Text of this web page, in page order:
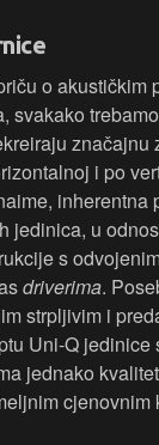
o akustičkim
svakako
značajnu
i po
inherentna
jedinica, u
s
driverima.
strpljivim i
Uni-Q jedinice
jednako